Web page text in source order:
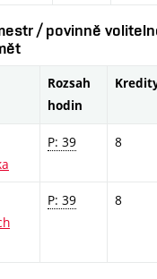
/ povinně
Rozsah
hodin
P: 39 8
P: 39 8